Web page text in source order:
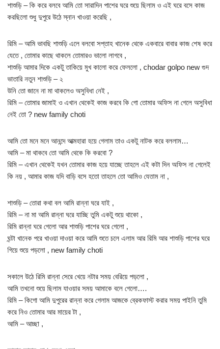
শাশুড়ি – কি করে বলবে আমি তো সারাদিন পাশের ঘরে শুয়ে ছিলাম ও এই ঘরে বসে কাজ
করছিলো শুধু দুপুরে উঠে স্নান খাওয়া করেছি ,
রিমি – আমি ভাবছি শাশুড়ি এলে বলবো সপ্তাহ খানেক থেকে একবারে বাবার কাজ শেষ করে
যেতে , তোমার কাছে থাকলে তোমারও ভালো লাগবে ,
শাশুড়ি আমার দিকে একটু তাকিয়ে মুখ কালো করে ফেললো , chodar golpo new গুদ
ভাতারি নতুন শাশুড়ি – ২
উনি তো জানে না মা থাকলেও অসুবিধা নেই ,
রিমি – তোমার জামাই ও এখান থেকেই কাজ করবে কি গো তোমার অফিস না গেলে অসুবিধা
নেই তো ? new family choti
আমি তো মনে মনে আনন্দে আত্মহারা হয়ে গেলাম তাও একটু নাটক করে বললাম…
আমি – মা থাকবে তো আমি থেকে কি করবো ?
রিমি – এখান থেকেই যখন তোমার কাজ হয়ে যাচ্ছে তাহলে এই কটা দিন অফিস না গেলেই
কি নয় , আমার কাজ যদি বাড়ি বসে হতো তাহলে তো আমিও যেতাম না ,
শাশুড়ি – তোরা কথা বল আমি রান্না ঘরে যাই ,
রিমি – না মা আমি রান্না ঘরে যাচ্ছি তুমি একটু শুয়ে থাকো ,
রিমি রান্না ঘরে গেলো আর শাশুড়ি পাশের ঘরে গেলো ,
ঘন্টা খানেক পরে খাওয়া দাওয়া করে আমি শুতে চলে এলাম আর রিমি আর শাশুড়ি পাশের ঘরে
গিয়ে শুয়ে পড়লো , new family choti
সকালে উঠে রিমি রান্না সেরে খেয়ে নটার সময় বেরিয়ে পড়লো ,
আমি তখনো শুয়ে ছিলাম যাওয়ার সময় আমাকে বলে গেলো….
রিমি – কিগো আমি দুপুরের রান্না করে গেলাম আজকে ব্রেকফাস্ট করার সময় পাইনি তুমি
করে নিও তোমার আর মায়ের টা ,
আমি – আচ্ছা ,